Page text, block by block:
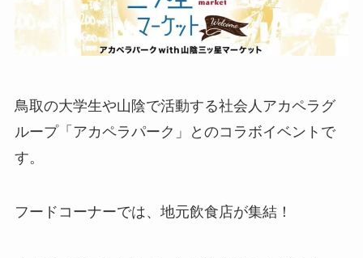
鳥取の大学生や山陰で活動する社会人アカペラグ
ループ「アカペラパーク」とのコラボイベントで
す。
フードコーナーでは、地元飲食店が集結！